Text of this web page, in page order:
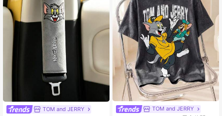
TOM and JERRY TOM and JERRY